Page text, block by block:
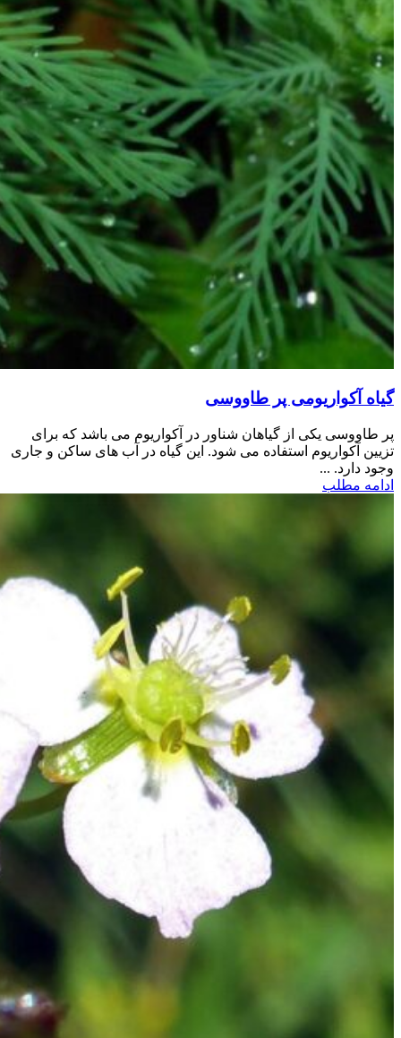
گیاه آکواریومی پر طاووسی
پر طاووسی یکی از گیاهان شناور در آکواریوم می باشد که برای
تزیین آکواریوم استفاده می شود. این گیاه در آب های ساکن و جاری
وجود دارد. ...
ادامه مطلب